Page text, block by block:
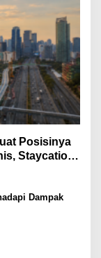
Posisinya
Staycation,
Dampak